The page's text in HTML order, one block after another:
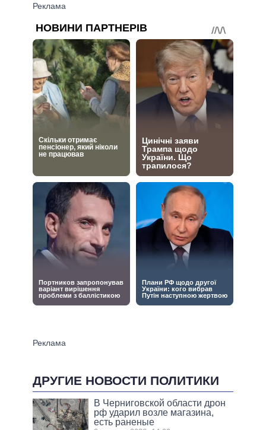
ДРУГИЕ НОВОСТИ ПОЛИТИКИ
В Черниговской области дрон
рф ударил возле магазина,
есть раненые